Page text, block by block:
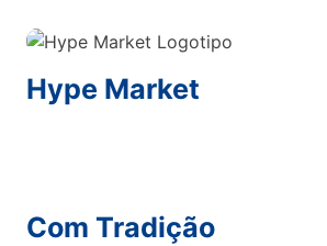
Hype Market
Com Tradição